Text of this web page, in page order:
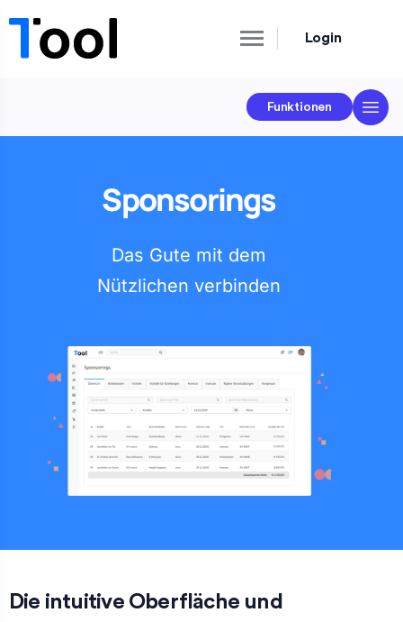
Login
Funktionen
Sponsorings
Das Gute mit dem
Nützlichen verbinden
Die intuitive Oberfläche und